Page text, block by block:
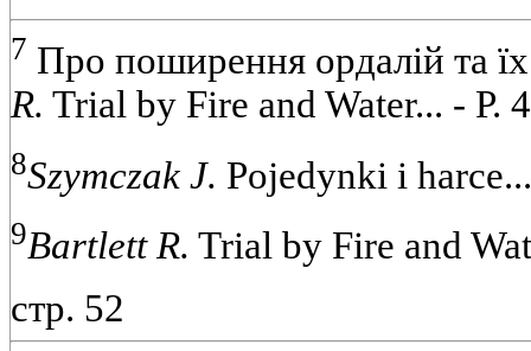
7 Про поширення ордалій та
R. Trial by Fire and Water... - P.
8Szymczak J. Pojedynki і
9Bartlett R. Trial by Fire and
стр. 52